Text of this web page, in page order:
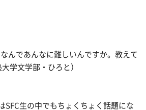
んであんなに難しいんですか。教えて
学文学部・ひろと）
SFC生の中でもちょくちょく話題にな